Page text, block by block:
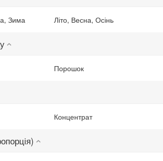
Зима Літо, Весна, Осінь
Порошок
Концентрат